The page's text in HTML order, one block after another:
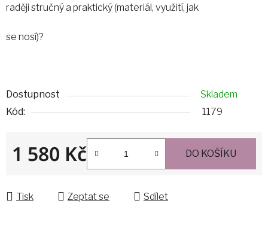
raději stručný a praktický (materiál, využití, jak
se nosí)?
Dostupnost
Skladem
Kód:
1179
1 580 Kč DO KOŠÍKU
Tisk Zeptat se Sdílet